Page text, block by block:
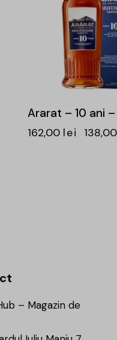
Ararat – 10 ani –
162,00 lei 138,00
– Magazin de